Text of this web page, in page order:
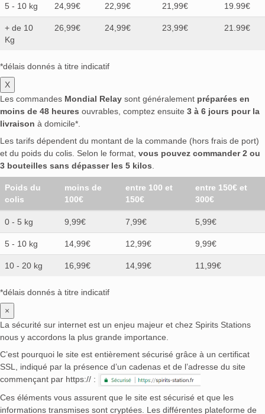
5 - 10 kg 24,99€ 22,99€ 21,99€ 19.99€
+ de 10
Kg
26,99€ 24,99€ 23,99€ 21.99€
*délais donnés à titre indicatif
X
Les commandes Mondial Relay sont généralement préparées en
moins de 48 heures ouvrables, comptez ensuite 3 à 6 jours pour la
livraison à domicile*.
Les tarifs dépendent du montant de la commande (hors frais de port)
et du poids du colis. Selon le format, vous pouvez commander 2 ou
3 bouteilles sans dépasser les 5 kilos.
Poids du
colis
moins de
100€
entre 100 et
150€
entre 150€ et
300€
0 - 5 kg 9,99€ 7,99€ 5,99€
5 - 10 kg 14,99€ 12,99€ 9,99€
10 - 20 kg 16,99€ 14,99€ 11,99€
*délais donnés à titre indicatif
×
La sécurité sur internet est un enjeu majeur et chez Spirits Stations
nous y accordons la plus grande importance.
C’est pourquoi le site est entièrement sécurisé grâce à un certificat
SSL, indiqué par la présence d’un cadenas et de l’adresse du site
commençant par https:// :
Ces éléments vous assurent que le site est sécurisé et que les
informations transmises sont cryptées. Les différentes plateforme de